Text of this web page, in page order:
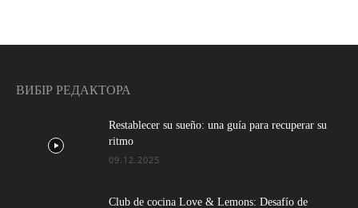
ВИБІР РЕДАКТОРА
Restablecer su sueño: una guía para recuperar su
ritmo
09.12.2025
Club de cocina Love & Lemons: Desafío de